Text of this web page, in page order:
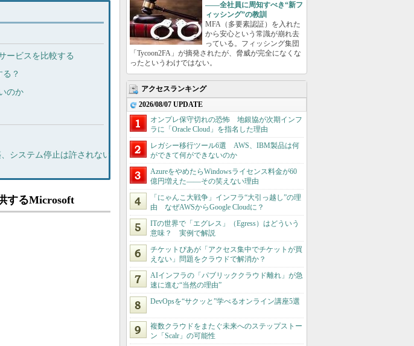
ービスを比較する
？
のか
システム停止は許されない
するMicrosoft
――全社員に周知すべき“新フ
ィッシング”の教訓
MFA（多要素認証）を入れた
から安心という常識が崩れ去
っている。フィッシング集団
「Tycoon2FA」が摘発されたが、脅威が完全になくな
ったというわけではない。
アクセスランキング
2026/08/07 UPDATE
オンプレ保守切れの恐怖 地銀協が次期インフ
ラに「Oracle Cloud」を指名した理由
レガシー移行ツール6選 AWS、IBM製品は何
ができて何ができないのか
AzureをやめたらWindowsライセンス料金が60
億円増えた――その笑えない理由
「にゃんこ大戦争」インフラ“大引っ越し”の理
由 なぜAWSからGoogle Cloudに？
ITの世界で「エグレス」（Egress）はどういう
意味？ 実例で解説
チケットぴあが「アクセス集中でチケットが買
えない」問題をクラウドで解消か？
AIインフラの「パブリッククラウド離れ」が急
速に進む“当然の理由”
DevOpsを“サクッと”学べるオンライン講座5選
複数クラウドをまたぐ未来へのステップストー
ン「Scalr」の可能性